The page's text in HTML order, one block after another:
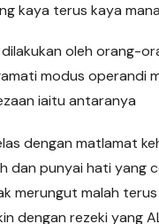
kaya terus kaya
oleh orang-
modus operandi
iaitu antaranya
dengan matlamat
dan punyai hati yang
merungut malah
dengan rezeki yang